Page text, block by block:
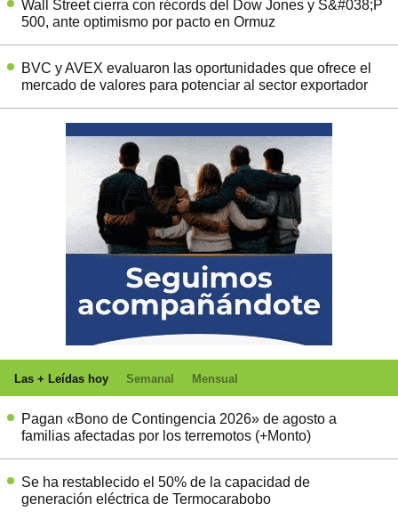
Wall Street cierra con récords del Dow Jones y S&#038;P
500, ante optimismo por pacto en Ormuz
BVC y AVEX evaluaron las oportunidades que ofrece el
mercado de valores para potenciar al sector exportador
Las + Leídas hoy Semanal Mensual
Pagan «Bono de Contingencia 2026» de agosto a
familias afectadas por los terremotos (+Monto)
Se ha restablecido el 50% de la capacidad de
generación eléctrica de Termocarabobo